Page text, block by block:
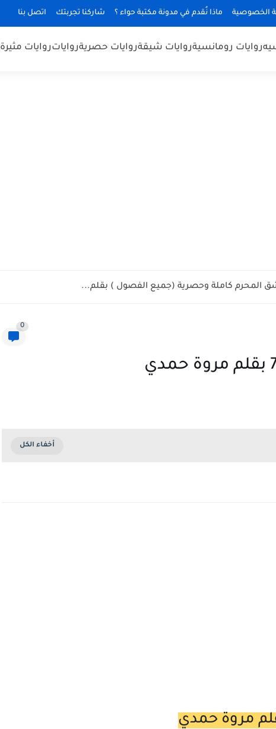
الخصوصية ماذا نُقدم في مدونة مكتبة حواء ؟ شاركنا تجربتك اتصل بنا
روايات رومانسيةروايات شيقةروايات حصريةرواياتروايات مثيرة
المحرم كاملة وحصرية (جميع الفصول ) بقلم...
0